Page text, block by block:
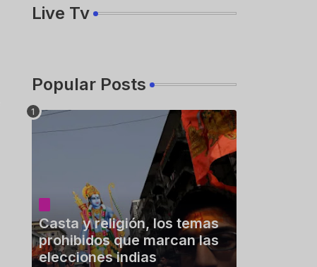
Live Tv
Popular Posts
Casta y religión, los temas
prohibidos que marcan las
elecciones indias